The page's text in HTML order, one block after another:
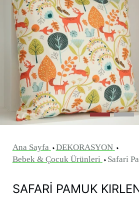
Ana Sayfa
DEKORASYON
Bebek & Çocuk Ürünleri
Safari
SAFARI PAMUK